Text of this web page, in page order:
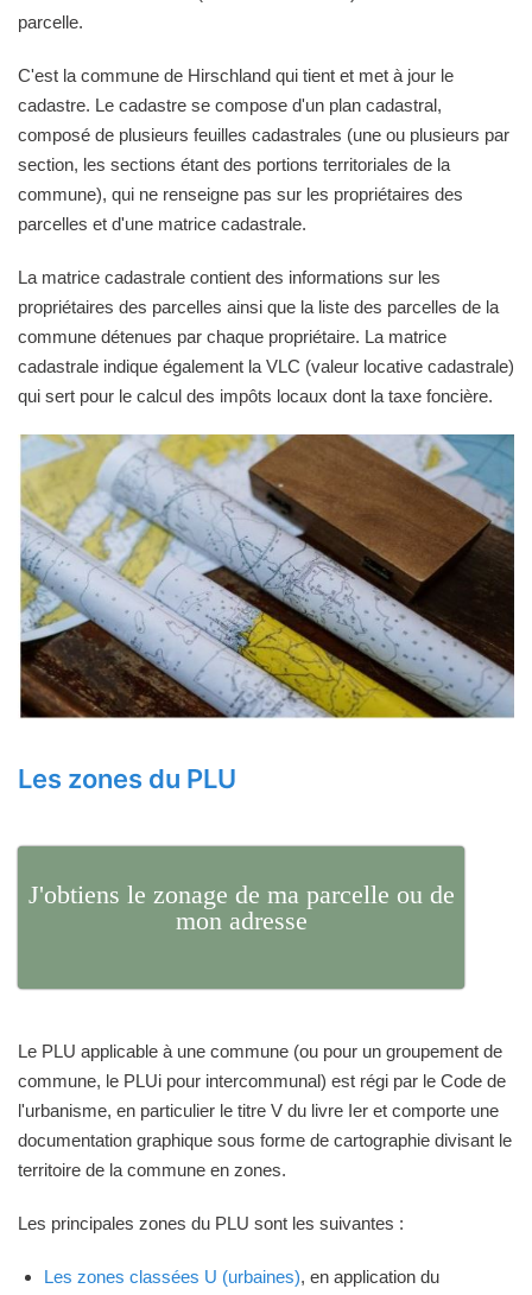
parcelle.
C'est la commune de Hirschland qui tient et met à jour le
cadastre. Le cadastre se compose d'un plan cadastral,
composé de plusieurs feuilles cadastrales (une ou plusieurs par
section, les sections étant des portions territoriales de la
commune), qui ne renseigne pas sur les propriétaires des
parcelles et d'une matrice cadastrale.
La matrice cadastrale contient des informations sur les
propriétaires des parcelles ainsi que la liste des parcelles de la
commune détenues par chaque propriétaire. La matrice
cadastrale indique également la VLC (valeur locative cadastrale)
qui sert pour le calcul des impôts locaux dont la taxe foncière.
Les zones du PLU
J'obtiens le zonage de ma parcelle ou de
mon adresse
Le PLU applicable à une commune (ou pour un groupement de
commune, le PLUi pour intercommunal) est régi par le Code de
l'urbanisme, en particulier le titre V du livre Ier et comporte une
documentation graphique sous forme de cartographie divisant le
territoire de la commune en zones.
Les principales zones du PLU sont les suivantes :
Les zones classées U (urbaines), en application du